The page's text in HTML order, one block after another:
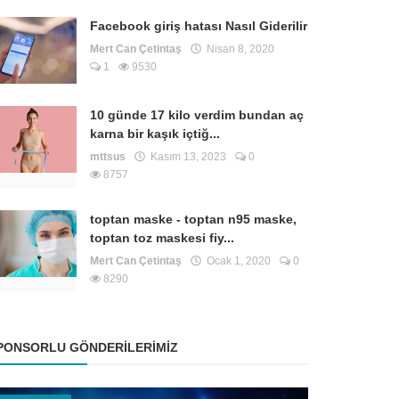
Facebook giriş hatası Nasıl Giderilir
Mert Can Çetintaş
Nisan 8, 2020
1
9530
10 günde 17 kilo verdim bundan aç
karna bir kaşık içtiğ...
mttsus Kasım 13, 2023
0
8757
toptan maske - toptan n95 maske,
toptan toz maskesi fiy...
Mert Can Çetintaş Ocak 1, 2020
0
8290
GÖNDERILERIMIZ